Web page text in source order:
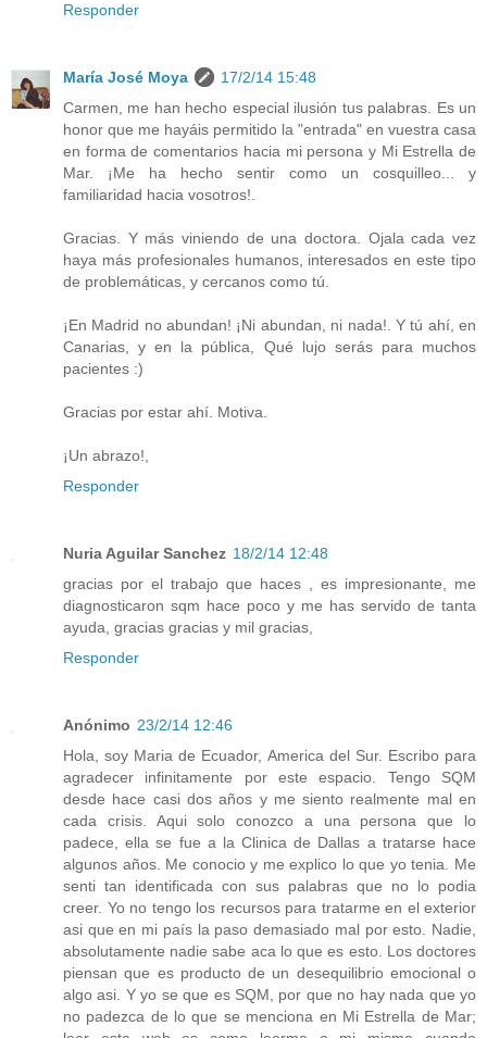
Responder
María José Moya
17/2/14 15:48
Carmen, me han hecho especial ilusión tus palabras. Es un
honor que me hayáis permitido la "entrada" en vuestra casa
en forma de comentarios hacia mi persona y Mi Estrella de
Mar. ¡Me ha hecho sentir como un cosquilleo... y
familiaridad hacia vosotros!.
Gracias. Y más viniendo de una doctora. Ojala cada vez
haya más profesionales humanos, interesados en este tipo
de problemáticas, y cercanos como tú.
¡En Madrid no abundan! ¡Ni abundan, ni nada!. Y tú ahí, en
Canarias, y en la pública, Qué lujo serás para muchos
pacientes :)
Gracias por estar ahí. Motiva.
¡Un abrazo!,
Responder
Nuria Aguilar Sanchez 18/2/14 12:48
gracias por el trabajo que haces , es impresionante, me
diagnosticaron sqm hace poco y me has servido de tanta
ayuda, gracias gracias y mil gracias,
Responder
Anónimo 23/2/14 12:46
Hola, soy Maria de Ecuador, America del Sur. Escribo para
agradecer infinitamente por este espacio. Tengo SQM
desde hace casi dos años y me siento realmente mal en
cada crisis. Aqui solo conozco a una persona que lo
padece, ella se fue a la Clinica de Dallas a tratarse hace
algunos años. Me conocio y me explico lo que yo tenia. Me
senti tan identificada con sus palabras que no lo podia
creer. Yo no tengo los recursos para tratarme en el exterior
asi que en mi país la paso demasiado mal por esto. Nadie,
absolutamente nadie sabe aca lo que es esto. Los doctores
piensan que es producto de un desequilibrio emocional o
algo asi. Y yo se que es SQM, por que no hay nada que yo
no padezca de lo que se menciona en Mi Estrella de Mar;